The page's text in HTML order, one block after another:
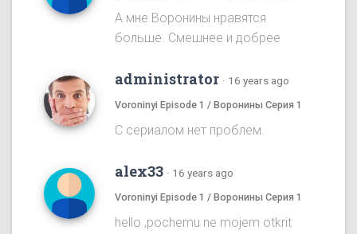
А мне Воронины нравятся
больше. Смешнее и добрее
administrator · 16 years ago
Voroninyi Episode 1 / Воронины Серия 1
С сериалом нет проблем.
alex33 · 16 years ago
Voroninyi Episode 1 / Воронины Серия 1
hello ,pochemu ne mojem otkrit